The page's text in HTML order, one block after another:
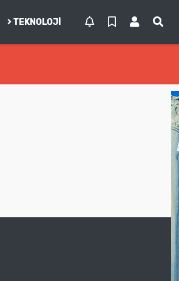
TEKNOLOJI